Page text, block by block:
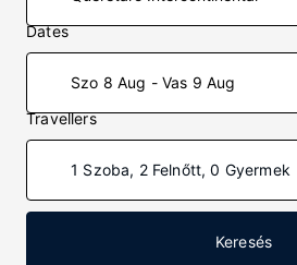
Dates
Szo 8 Aug - Vas 9 Aug
Travellers
1 Szoba, 2 Felnőtt, 0 Gyermek
Keresés